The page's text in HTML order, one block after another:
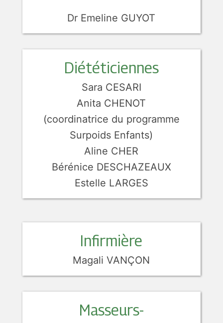
Dr Emeline GUYOT
Diététiciennes
Sara CESARI
Anita CHENOT
(coordinatrice du programme
Surpoids Enfants)
Aline CHER
Bérénice DESCHAZEAUX
Estelle LARGES
Infirmière
Magali VANÇON
Masseurs-